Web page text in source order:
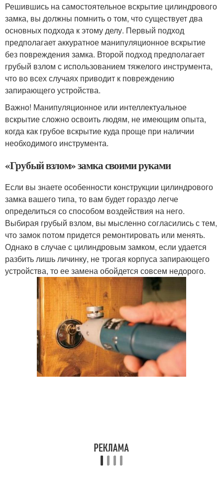
Решившись на самостоятельное вскрытие цилиндрового
замка, вы должны помнить о том, что существует два
основных подхода к этому делу. Первый подход
предполагает аккуратное манипуляционное вскрытие
без повреждения замка. Второй подход предполагает
грубый взлом с использованием тяжелого инструмента,
что во всех случаях приводит к повреждению
запирающего устройства.
Важно! Манипуляционное или интеллектуальное
вскрытие сложно освоить людям, не имеющим опыта,
когда как грубое вскрытие куда проще при наличии
необходимого инструмента.
«Грубый взлом» замка своими руками
Если вы знаете особенности конструкции цилиндрового
замка вашего типа, то вам будет гораздо легче
определиться со способом воздействия на него.
Выбирая грубый взлом, вы мысленно согласились с тем,
что замок потом придется ремонтировать или менять.
Однако в случае с цилиндровым замком, если удается
разбить лишь личинку, не трогая корпуса запирающего
устройства, то ее замена обойдется совсем недорого.